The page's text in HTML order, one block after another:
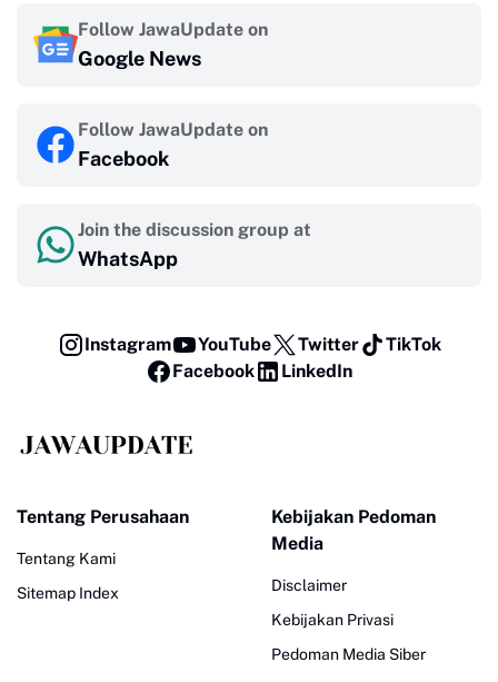
Follow JawaUpdate on
Google News
Follow JawaUpdate on
Facebook
Join the discussion group at
WhatsApp
Instagram YouTube Twitter
TikTok
Facebook
LinkedIn
Tentang Perusahaan
Tentang Kami
Sitemap Index
Kebijakan Pedoman
Media
Disclaimer
Kebijakan Privasi
Pedoman Media Siber